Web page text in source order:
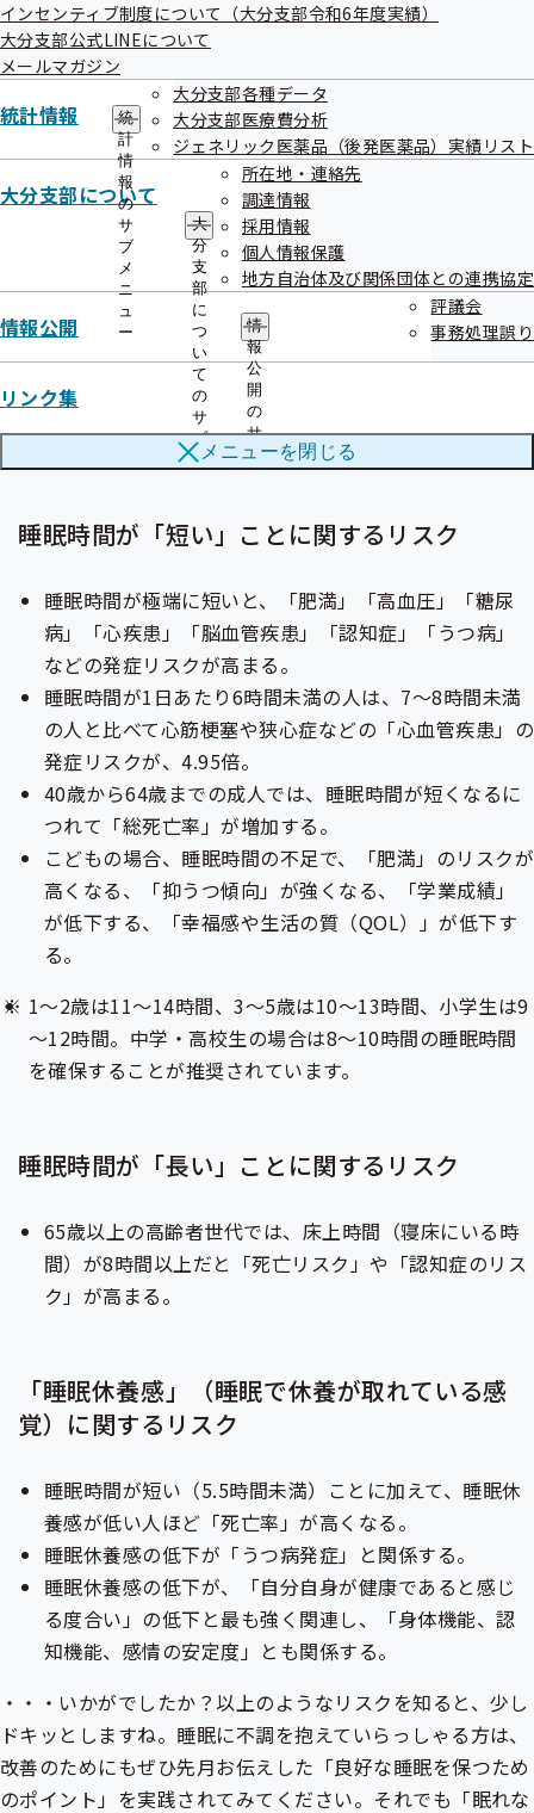
インセンティブ制度について（大分支部令和6年度実績）
大分支部公式LINEについて
メールマガジン
統計情報
統
計
情
報
の
サ
ブ
メ
ニ
ュ
ー
大分支部各種データ
大分支部医療費分析
ジェネリック医薬品（後発医薬品）実績リスト
大分支部について
大
分
支
部
に
つ
い
て
の
サ
ブ
メ
ー
所在地・連絡先
調達情報
採用情報
個人情報保護
地方自治体及び関係団体との連携協定
情報公開
情
報
公
開
の
サ
ブ
メ
ー
評議会
事務処理誤り
リンク集
メニューを閉じる
た“睡眠で休養をとれている人”の割合は、20歳以上の成人で
7割程度と低く、年々減少傾向にあります。
睡眠が健康へ及ぼすリスク」～健康づくり
のための睡眠ガイド2023より～
ではいよいよ本題の「睡眠に関する健康のリスク」について
お伝えしたいと思います。
ご自身の体調や健診結果、ご家族の様子についても思い返し
ながらご覧ください。
睡眠時間が「短い」ことに関するリスク
睡眠時間が極端に短いと、「肥満」「高血圧」「糖尿
病」「心疾患」「脳血管疾患」「認知症」「うつ病」
などの発症リスクが高まる。
睡眠時間が1日あたり6時間未満の人は、7～8時間未満
の人と比べて心筋梗塞や狭心症などの「心血管疾患」の
発症リスクが、4.95倍。
40歳から64歳までの成人では、睡眠時間が短くなるに
つれて「総死亡率」が増加する。
こどもの場合、睡眠時間の不足で、「肥満」のリスクが
高くなる、「抑うつ傾向」が強くなる、「学業成績」
が低下する、「幸福感や生活の質（QOL）」が低下す
る。
1～2歳は11～14時間、3～5歳は10～13時間、小学生は9
～12時間。中学・高校生の場合は8～10時間の睡眠時間
を確保することが推奨されています。
睡眠時間が「長い」ことに関するリスク
65歳以上の高齢者世代では、床上時間（寝床にいる時
間）が8時間以上だと「死亡リスク」や「認知症のリス
ク」が高まる。
「睡眠休養感」（睡眠で休養が取れている感
覚）に関するリスク
睡眠時間が短い（5.5時間未満）ことに加えて、睡眠休
養感が低い人ほど「死亡率」が高くなる。
睡眠休養感の低下が「うつ病発症」と関係する。
睡眠休養感の低下が、「自分自身が健康であると感じ
る度合い」の低下と最も強く関連し、「身体機能、認
知機能、感情の安定度」とも関係する。
・・・いかがでしたか？以上のようなリスクを知ると、少し
ドキッとしますね。睡眠に不調を抱えていらっしゃる方は、
改善のためにもぜひ先月お伝えした「良好な睡眠を保つため
のポイント」を実践されてみてください。それでも「眠れな